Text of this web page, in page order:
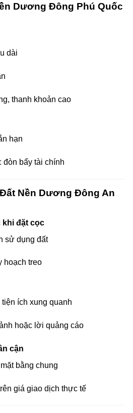
Dương Đông Phú Quốc
dài
thanh khoản cao
hạn
đòn bẩy tài chính
Nền Dương Đông An
khi đặt cọc
sử dụng đất
hoạch treo
ích xung quanh
hoặc lời quảng cáo
cận
bằng chung
giá giao dịch thực tế